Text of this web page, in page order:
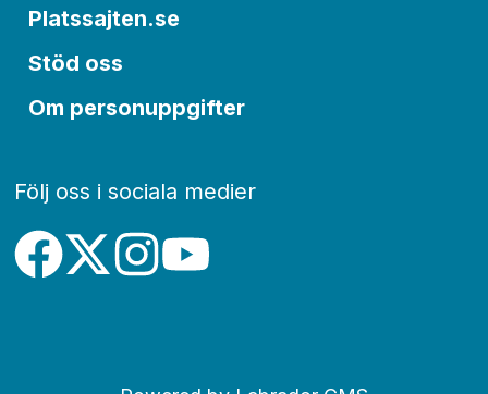
Platssajten.se
Stöd oss
Om personuppgifter
Följ oss i sociala medier